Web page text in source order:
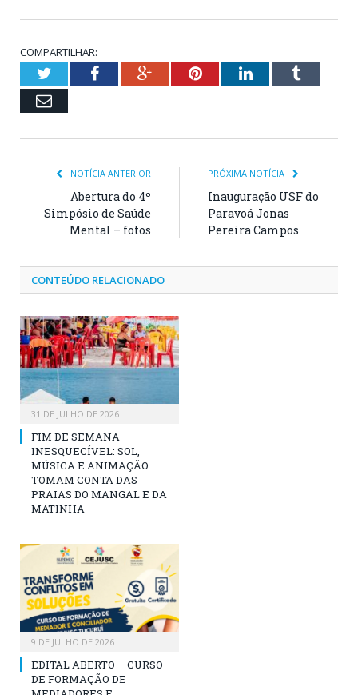
COMPARTILHAR:
TwitterFacebookGoogle+PinterestLinkedInTumblr
Email
NOTÍCIA ANTERIOR
Abertura do 4º
Simpósio de Saúde
Mental – fotos
PRÓXIMA NOTÍCIA
Inauguração USF do
Paravoá Jonas
Pereira Campos
CONTEÚDO RELACIONADO
31 DE JULHO DE 2026
FIM DE SEMANA
INESQUECÍVEL: SOL,
MÚSICA E ANIMAÇÃO
TOMAM CONTA DAS
PRAIAS DO MANGAL E DA
MATINHA
9 DE JULHO DE 2026
EDITAL ABERTO – CURSO
DE FORMAÇÃO DE